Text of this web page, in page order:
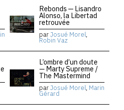
Rebonds — Lisandro
Alonso, la Libertad
retrouvée
parJosué Morel,
Robin Vaz
L’ombre d’un doute
— Marty Supreme /
The Mastermind
parJosué Morel, Marin
Gérard